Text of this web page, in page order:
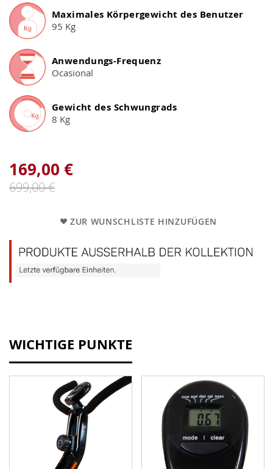
Maximales Körpergewicht des Benutzer
95 Kg
Anwendungs-Frequenz
Ocasional
Gewicht des Schwungrads
8 Kg
699,00 €
169,00 €
ZUR WUNSCHLISTE HINZUFÜGEN
WICHTIGE PUNKTE